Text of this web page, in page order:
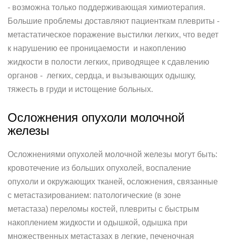
- возможна только поддерживающая химиотерапия.
Большие проблемы доставляют пациенткам плевриты -
метастатическое поражение выстилки легких, что ведет
к нарушению ее проницаемости и накоплению
жидкости в полости легких, приводящее к сдавлению
органов - легких, сердца, и вызывающих одышку,
тяжесть в груди и истощение больных.
Осложнения опухоли молочной
железы
Осложнениями опухолей молочной железы могут быть:
кровотечение из больших опухолей, воспаление
опухоли и окружающих тканей, осложнения, связанные
с метастазированием: патологические (в зоне
метастаза) переломы костей, плевриты с быстрым
накоплением жидкости и одышкой, одышка при
множественных метастазах в легкие, печеночная